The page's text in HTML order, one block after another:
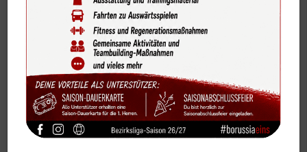
Vereinsnews #borussenmädelz
Der nächste Erfolg für die U13-Juniorinnen
Bildergalerien
Vereinskalender
Sportdeutschland-News
Das LSB-Magazin "Wir im Sport"